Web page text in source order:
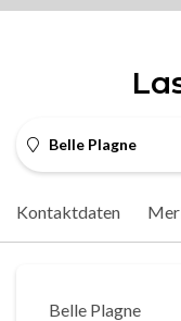
Belle Plagne
Kontaktdaten
Belle Plagne